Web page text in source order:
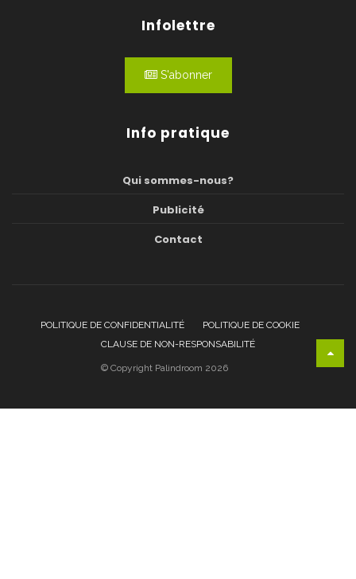
Infolettre
S'abonner
Info pratique
Qui sommes-nous?
Publicité
Contact
POLITIQUE DE CONFIDENTIALITÉ
POLITIQUE DE COOKIE
CLAUSE DE NON-RESPONSABILITÉ
© Copyright Palindroom 2026